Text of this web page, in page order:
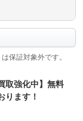
保証対象外です。
取強化中】無料
ります！